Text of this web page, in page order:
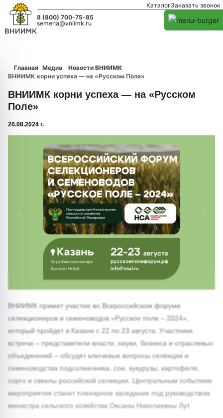
КаталогЗаказать звонок
8 (800) 700-75-85
semena@vniimk.ru
Главная Медиа
Новости ВНИИМК
ВНИИМК корни успеха — на «Русском Поле»
ВНИИМК корни успеха — на «Русском
Поле»
20.08.2024 г.
ВНИИМК примет участие во Всероссийском форуме
селекционеров и семеноводов «Русское поле – 2024»,
который пройдет в Казани с 22 по 23 августа. Участники
встречи – представители власти, науки, бизнеса и отраслевых
объединений – обсудят ключевые вопросы селекции и
семеноводства подсолнечника, сои, кукурузы, картофеля,
сорго и свеклы российской селекции. Центральным событием
мероприятия станет пленарное заседание под руководством
министра сельского хозяйства Оксаны Николаевны Лут.